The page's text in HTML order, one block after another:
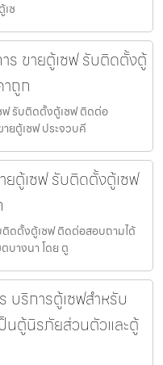
ซ
ร ขายตู้เซฟ รับติดตั้งตู้
ถูก
ฟ รับติดตั้งตู้เซฟ ติดต่อ
ยตู้เซฟ ประจวบคี
ยตู้เซฟ รับติดตั้งตู้เซฟ
ติดตั้งตู้เซฟ ติดต่อสอบถามได้
บางนา โดย ตู
ริการตู้เซฟสำหรับ
ป็นตู้นิรภัยส่วนตัวและตู้